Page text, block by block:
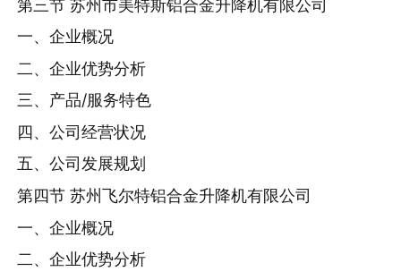
第三节 苏州市美特斯铝合金升降机有限公司
一、企业概况
二、企业优势分析
三、产品/服务特色
四、公司经营状况
五、公司发展规划
第四节 苏州飞尔特铝合金升降机有限公司
一、企业概况
二、企业优势分析